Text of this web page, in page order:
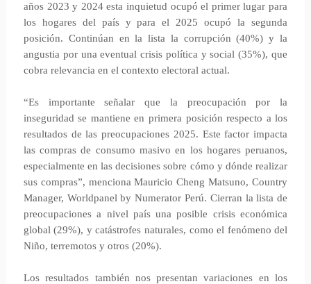
años 2023 y 2024 esta inquietud ocupó el primer lugar para
los hogares del país y para el 2025 ocupó la segunda
posición. Continúan en la lista la corrupción (40%) y la
angustia por una eventual crisis política y social (35%), que
cobra relevancia en el contexto electoral actual.
“Es importante señalar que la preocupación por la
inseguridad se mantiene en primera posición respecto a los
resultados de las preocupaciones 2025. Este factor impacta
las compras de consumo masivo en los hogares peruanos,
especialmente en las decisiones sobre cómo y dónde realizar
sus compras”, menciona Mauricio Cheng Matsuno, Country
Manager, Worldpanel by Numerator Perú. Cierran la lista de
preocupaciones a nivel país una posible crisis económica
global (29%), y catástrofes naturales, como el fenómeno del
Niño, terremotos y otros (20%).
Los resultados también nos presentan variaciones en los